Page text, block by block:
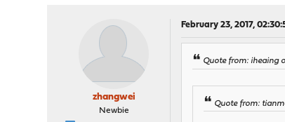
zhangwei
Newbie
February 23, 2017,
Quote from: iheaing
Quote from: